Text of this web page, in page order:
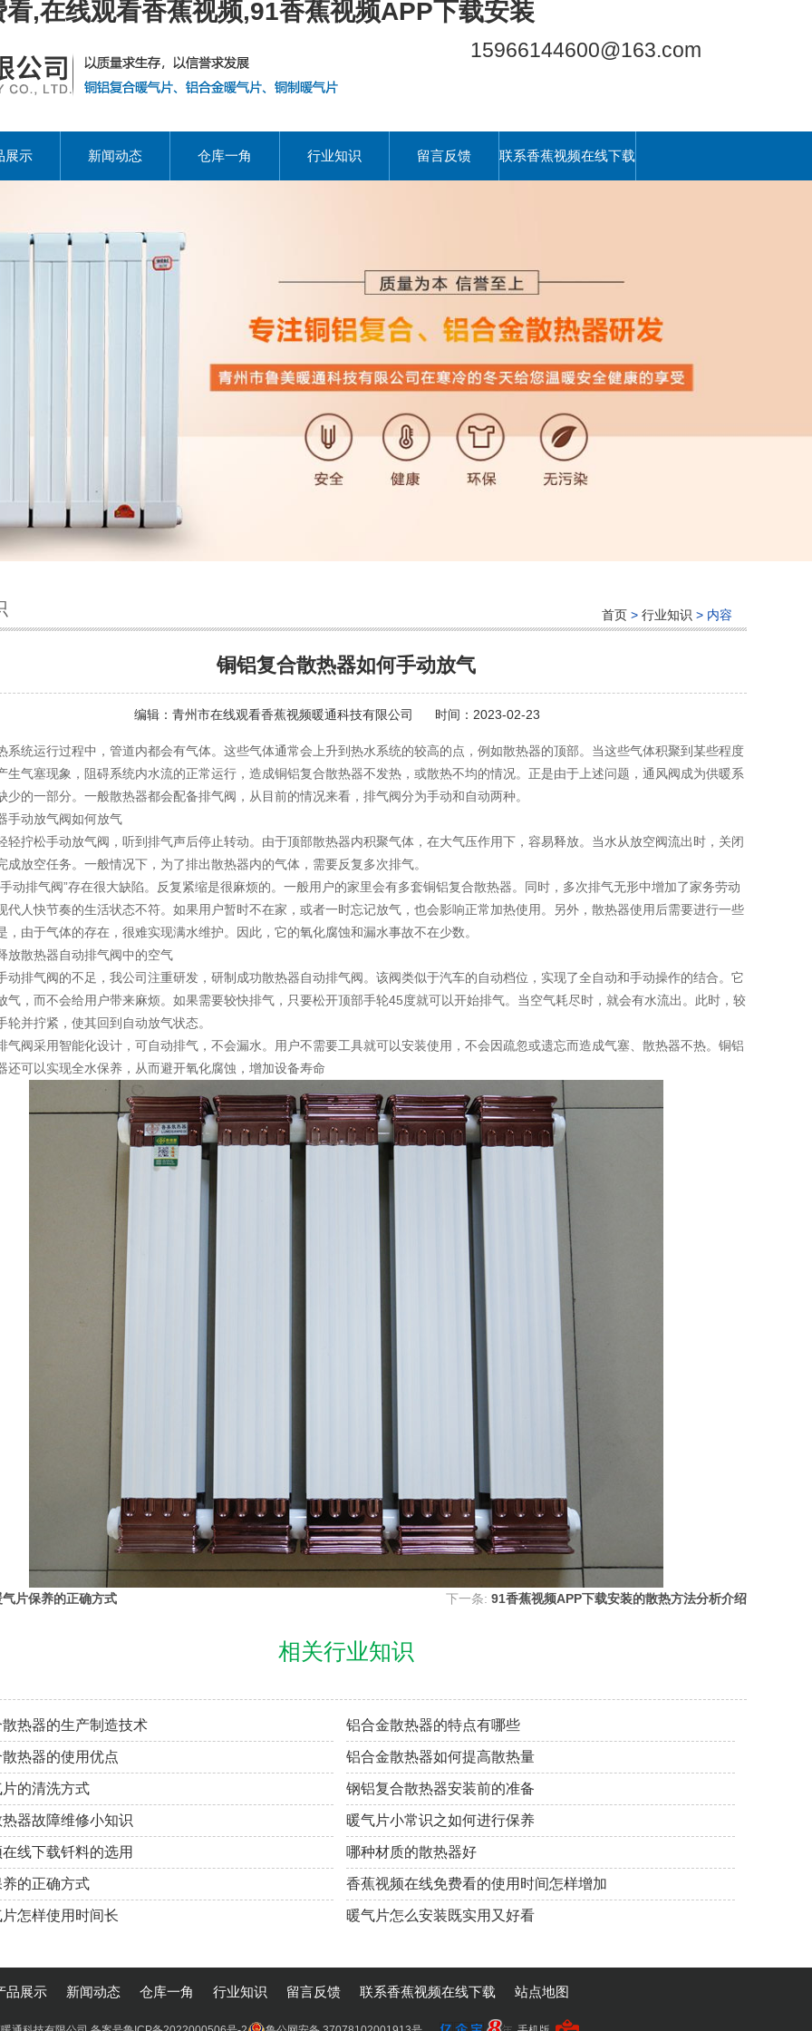
,在线观看香蕉视频,91香蕉视频APP下载安装
15966144600@163.com
展示 新闻动态 仓库一角 行业知识 留言反馈 联系香蕉视频在线下载
首页 > 行业知识 > 内容
铜铝复合散热器如何手动放气
编辑： 青州市在线观看香蕉视频暖通科技有限公司 时间：2023-02-23
系统运行过程中，管道内都会有气体。这些气体通常会上升到热水系统的较高的点，例如散热器的顶部。当这些气体积聚到某些程度
生气塞现象，阻碍系统内水流的正常运行，造成铜铝复合散热器不发热，或散热不均的情况。正是由于上述问题，通风阀成为供暖系
少的一部分。一般散热器都会配备排气阀，从目前的情况来看，排气阀分为手动和自动两种。
动放气阀如何放气
松手动放气阀，听到排气声后停止转动。由于顶部散热器内积聚气体，在大气压作用下，容易释放。当水从放空阀流出时，关闭
成放空任务。一般情况下，为了排出散热器内的气体，需要反复多次排气。
排气阀”存在很大缺陷。反复紧缩是很麻烦的。一般用户的家里会有多套铜铝复合散热器。同时，多次排气无形中增加了家务劳动
代人快节奏的生活状态不符。如果用户暂时不在家，或者一时忘记放气，也会影响正常加热使用。另外，散热器使用后需要进行一些
，由于气体的存在，很难实现满水维护。因此，它的氧化腐蚀和漏水事故不在少数。
热器自动排气阀中的空气
气阀的不足，我公司注重研发，研制成功散热器自动排气阀。该阀类似于汽车的自动档位，实现了全自动和手动操作的结合。它
气，而不会给用户带来麻烦。如果需要较快排气，只要松开顶部手轮45度就可以开始排气。当空气耗尽时，就会有水流出。此时，较
轮并拧紧，使其回到自动放气状态。
采用智能化设计，可自动排气，不会漏水。用户不需要工具就可以安装使用，不会因疏忽或遗忘而造成气塞、散热器不热。铜铝
还可以实现全水保养，从而避开氧化腐蚀，增加设备寿命
气片保养的正确方式 下一条: 91香蕉视频APP下载安装的散热方法分析介绍
相关行业知识
热器的生产制造技术 铝合金散热器的特点有哪些
热器的使用优点 铝合金散热器如何提高散热量
的清洗方式 钢铝复合散热器安装前的准备
器故障维修小知识 暖气片小常识之如何进行保养
线下载钎料的选用 哪种材质的散热器好
的正确方式 香蕉视频在线免费看的使用时间怎样增加
怎样使用时间长 暖气片怎么安装既实用又好看
品展示 新闻动态 仓库一角 行业知识 留言反馈 联系香蕉视频在线下载 站点地图